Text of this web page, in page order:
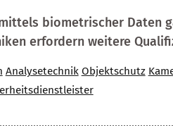
biometrischer Daten
erfordern weitere
Analysetechnik Objektschutz